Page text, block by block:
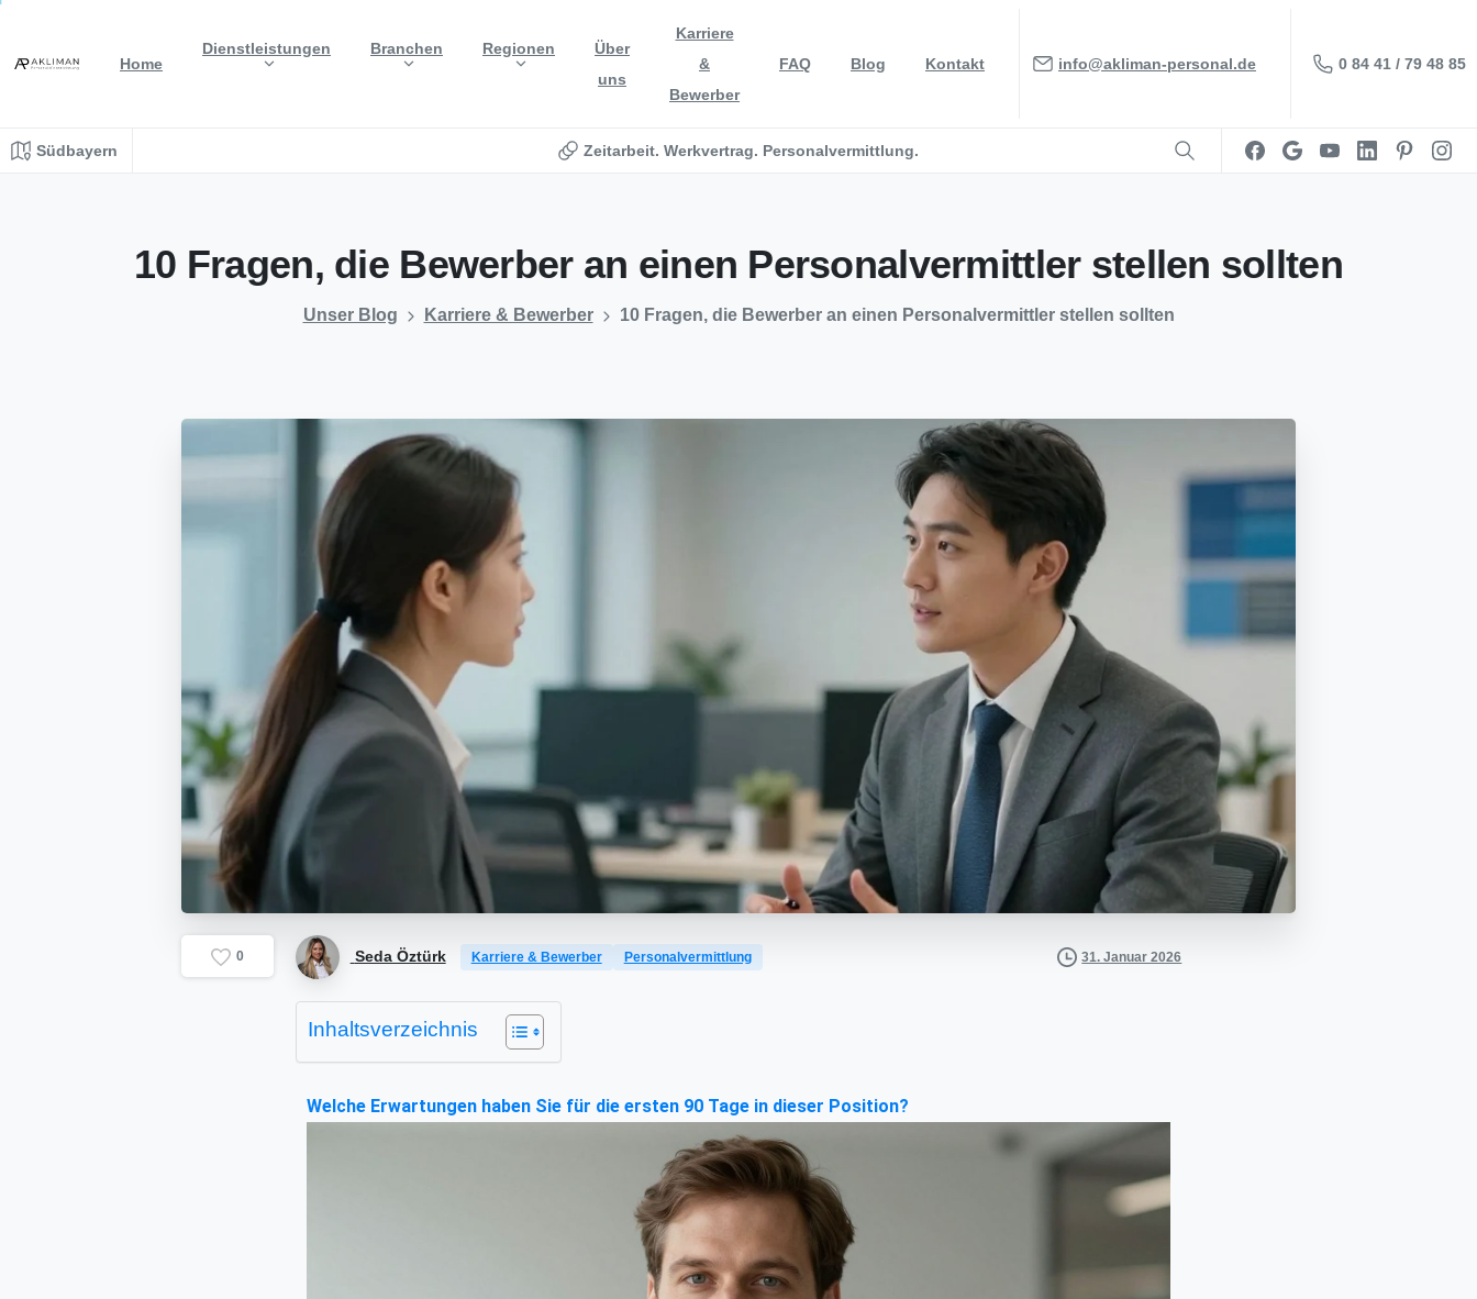
Home
Dienstleistungen Branchen Regionen
Über
uns
Karriere
&
Bewerber
FAQ Blog Kontakt info@akliman-personal.de 0 84 41 / 79 48 85
Südbayern Zeitarbeit. Werkvertrag. Personalvermittlung.
10 Fragen, die Bewerber an einen Personalvermittler stellen sollten
Unser Blog Karriere & Bewerber 10 Fragen, die Bewerber an einen Personalvermittler stellen sollten
0 Seda Öztürk Karriere & Bewerber Personalvermittlung 31. Januar 2026
Inhaltsverzeichnis
Welche Erwartungen haben Sie für die ersten 90 Tage in dieser Position?